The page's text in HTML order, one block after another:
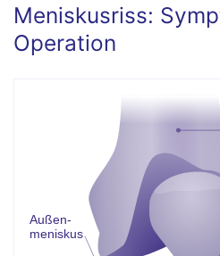
Meniskusriss:
Operation